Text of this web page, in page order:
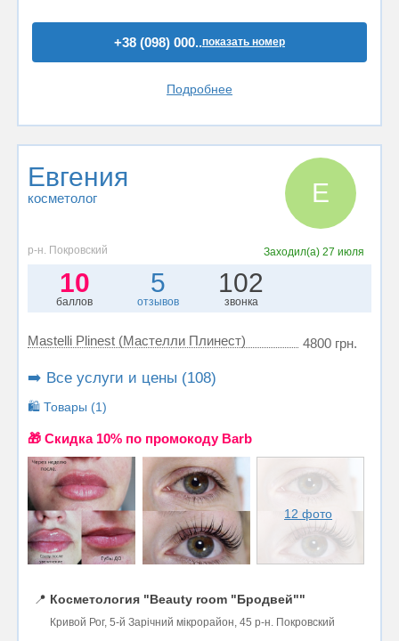
+38 (098) 000..показать номер
Подробнее
Евгения
косметолог Е
р-н. Покровский Заходил(а)27 июля
10
баллов
5
отзывов
102
звонка
Mastelli Plinest (Мастелли Плинест) 4800 грн.
➡️ Все услуги и цены (108)
🛍️ Товары (1)
🎁 Cкидка 10% по промокоду Barb
12 фото
📍 Косметология "Beauty room "Бродвей""
Кривой Рог, 5-й Зарічний мікрорайон, 45 р-н. Покровский